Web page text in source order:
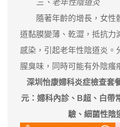
三、老年性陰道炎
隨著年齡的增長，女性
道黏膜變薄、乾澀，抵抗力
感染，引起老年性陰道炎。
腥臭味，同時可能有外陰瘙
深圳怡康婦科炎症檢查套
元：婦科內診、B超、白帶
驗、細菌性陰